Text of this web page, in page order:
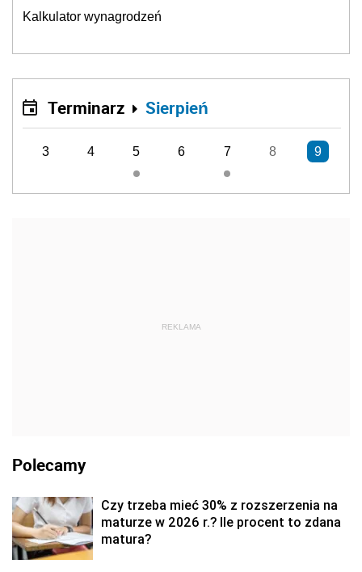
Kalkulator wynagrodzeń
Terminarz Sierpień
3 4 5 6 7 8 9
REKLAMA
Polecamy
Czy trzeba mieć 30% z rozszerzenia na
maturze w 2026 r.? Ile procent to zdana
matura?